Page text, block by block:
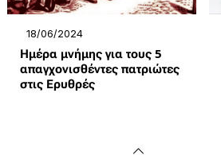
18/06/2024
Ημέρα μνήμης για τους 5
απαγχονισθέντες πατριώτες
στις Ερυθρές